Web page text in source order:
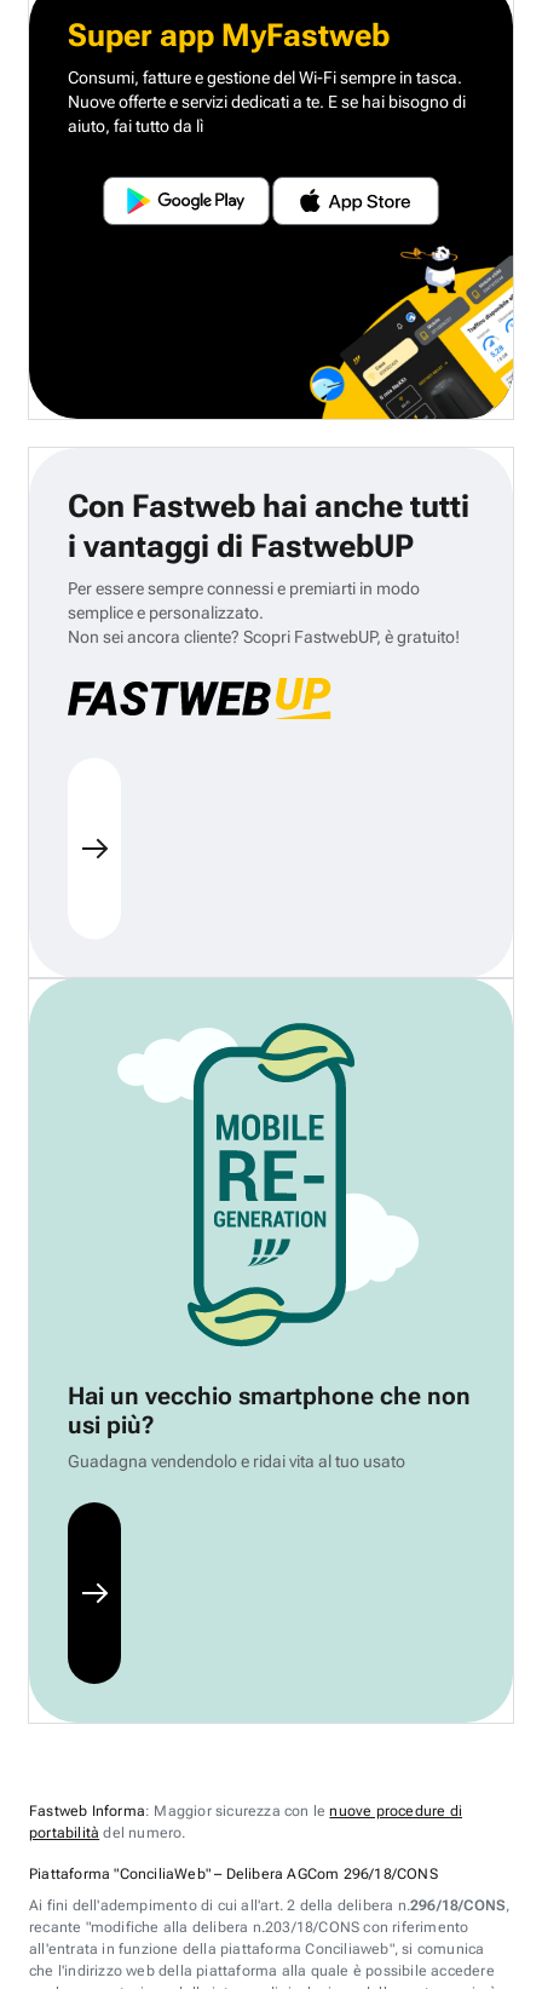
Super app MyFastweb
Consumi, fatture e gestione del Wi-Fi sempre in tasca.
Nuove offerte e servizi dedicati a te. E se hai bisogno di
aiuto, fai tutto da lì
Con Fastweb hai anche tutti
i vantaggi di FastwebUP
Per essere sempre connessi e premiarti in modo
semplice e personalizzato.
Non sei ancora cliente? Scopri FastwebUP, è gratuito!
Hai un vecchio smartphone che non
usi più?
Guadagna vendendolo e ridai vita al tuo usato
Fastweb Informa: Maggior sicurezza con lenuove procedure di
portabilità del numero.
Piattaforma "ConciliaWeb" – Delibera AGCom 296/18/CONS
Ai fini dell'adempimento di cui all'art. 2 della delibera n.296/18/CONS,
recante "modifiche alla delibera n.203/18/CONS con riferimento
all'entrata in funzione della piattaforma Conciliaweb", si comunica
che l'indirizzo web della piattaforma alla quale è possibile accedere